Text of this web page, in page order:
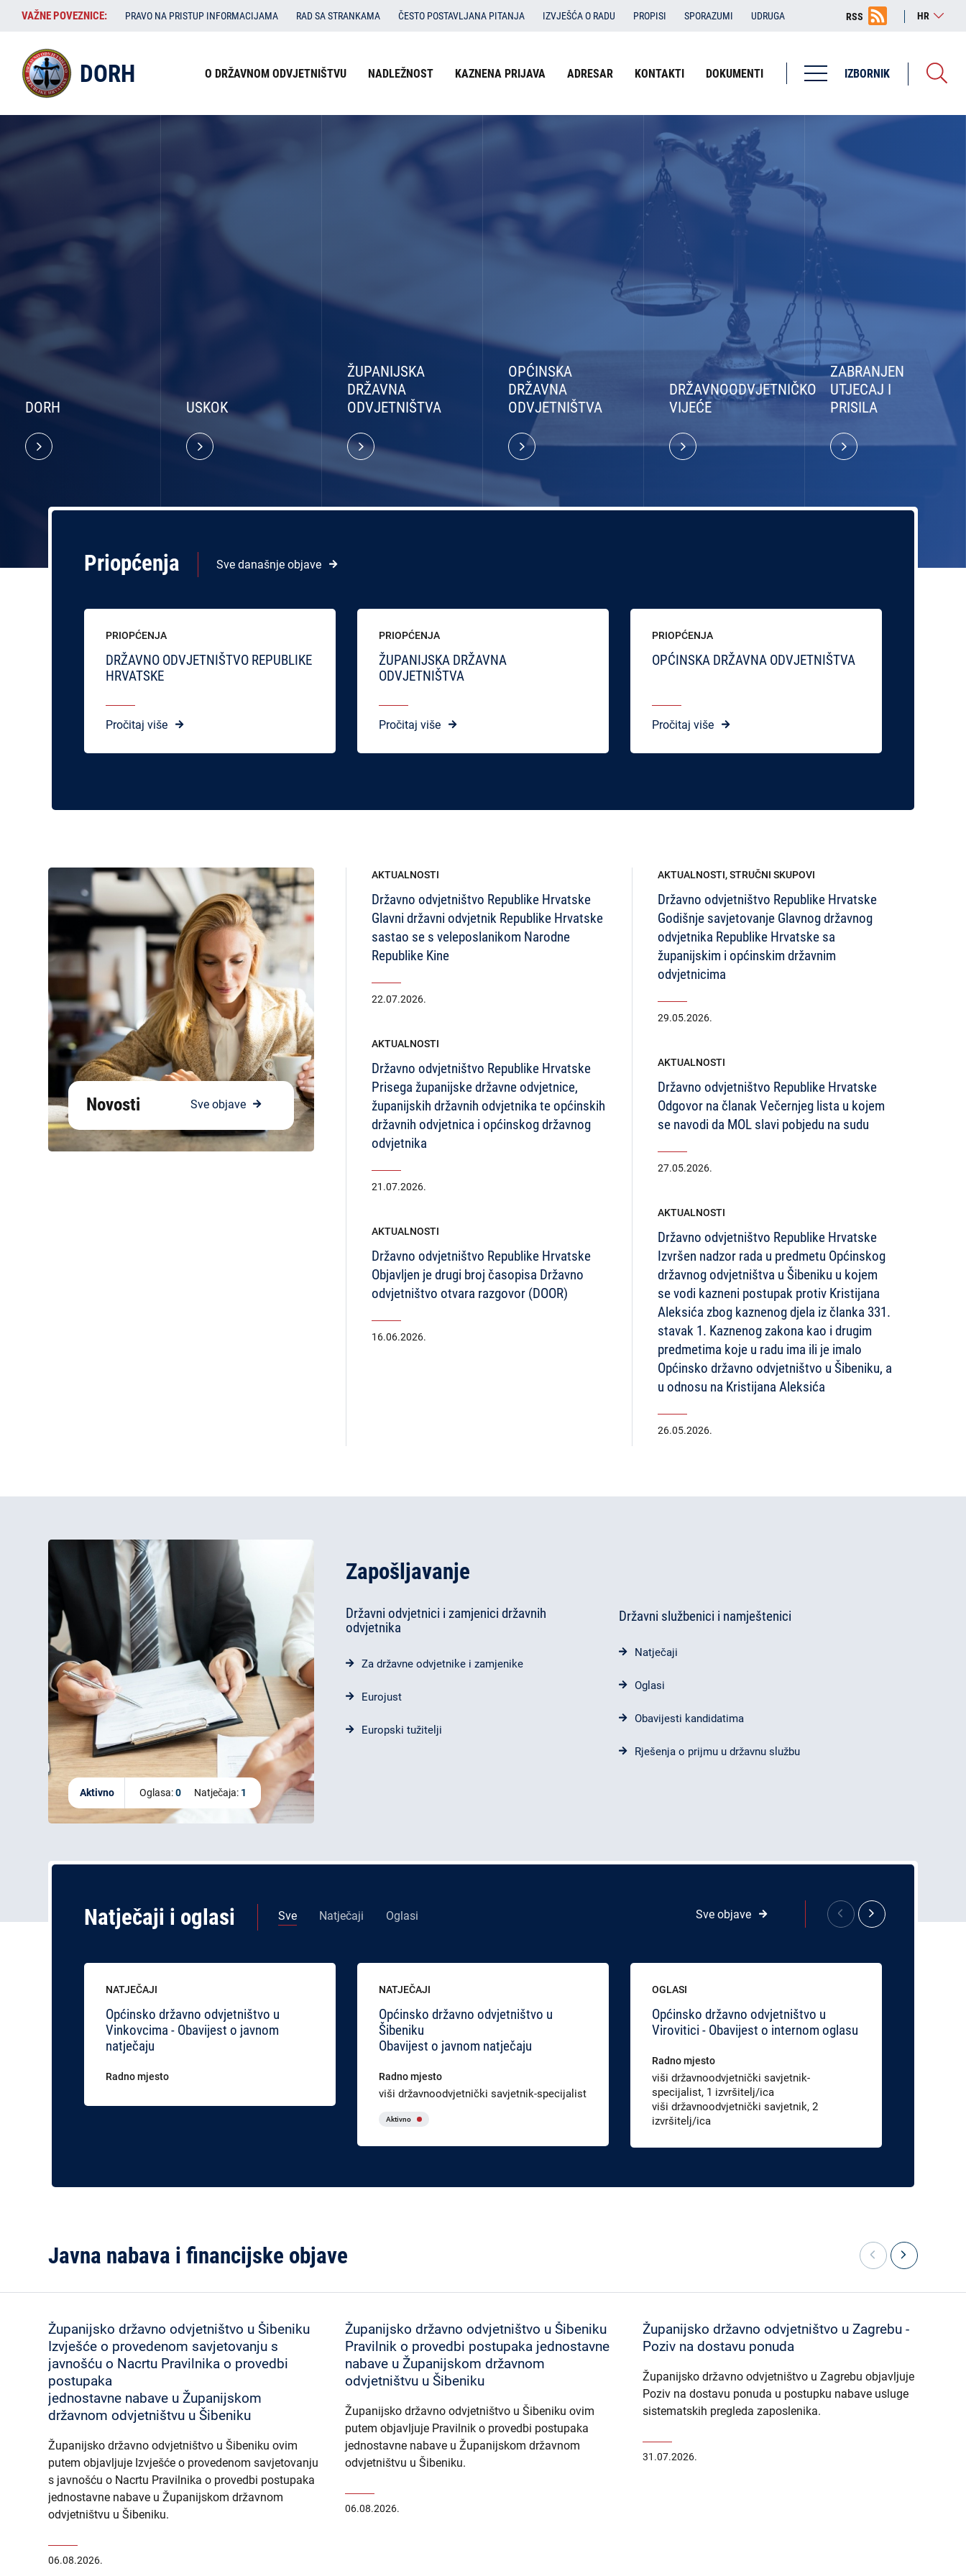
Skoči
sadržaj
VAŽNE
POVEZNICE:
VAŽNE POVEZNICE: PRAVO NA PRISTUP INFORMACIJAMA RAD SA STRANKAMA ČESTO POSTAVLJANA PITANJA IZVJEŠĆA O RADU PROPISI SPORAZUMI UDRUGA HR
RSS
DORH
Izbornik
zaglavlju
O DRŽAVNOM ODVJETNIŠTVU NADLEŽNOST KAZNENA PRIJAVA ADRESAR KONTAKTI DOKUMENTI IZBORNIK
Izbornik
na
DORH USKOK
ŽUPANIJSKA
DRŽAVNA
ODVJETNIŠTVA
OPĆINSKA
DRŽAVNA
ODVJETNIŠTVA
DRŽAVNOODVJETNIČKO
VIJEĆE
ZABRANJEN
UTJECAJ I
PRISILA
Priopćenja Sve današnje objave
PRIOPĆENJA
DRŽAVNO ODVJETNIŠTVO REPUBLIKE
HRVATSKE
Pročitaj više
PRIOPĆENJA
ŽUPANIJSKA DRŽAVNA
ODVJETNIŠTVA
Pročitaj više
PRIOPĆENJA
OPĆINSKA DRŽAVNA ODVJETNIŠTVA
Pročitaj više
Novosti Sve objave
AKTUALNOSTI
Državno odvjetništvo Republike Hrvatske
Glavni državni odvjetnik Republike Hrvatske
sastao se s veleposlanikom Narodne
Republike Kine
22.07.2026.
AKTUALNOSTI
Državno odvjetništvo Republike Hrvatske
Prisega županijske državne odvjetnice,
županijskih državnih odvjetnika te općinskih
državnih odvjetnica i općinskog državnog
odvjetnika
21.07.2026.
AKTUALNOSTI
Državno odvjetništvo Republike Hrvatske
Objavljen je drugi broj časopisa Državno
odvjetništvo otvara razgovor (DOOR)
16.06.2026.
AKTUALNOSTI,STRUČNI SKUPOVI
Državno odvjetništvo Republike Hrvatske
Godišnje savjetovanje Glavnog državnog
odvjetnika Republike Hrvatske sa
županijskim i općinskim državnim
odvjetnicima
29.05.2026.
AKTUALNOSTI
Državno odvjetništvo Republike Hrvatske
Odgovor na članak Večernjeg lista u kojem
se navodi da MOL slavi pobjedu na sudu
27.05.2026.
AKTUALNOSTI
Državno odvjetništvo Republike Hrvatske
Izvršen nadzor rada u predmetu Općinskog
državnog odvjetništva u Šibeniku u kojem
se vodi kazneni postupak protiv Kristijana
Aleksića zbog kaznenog djela iz članka 331.
stavak 1. Kaznenog zakona kao i drugim
predmetima koje u radu ima ili je imalo
Općinsko državno odvjetništvo u Šibeniku, a
u odnosu na Kristijana Aleksića
26.05.2026.
Aktivno Oglasa:0 Natječaja: 1
Zapošljavanje
Državni odvjetnici i zamjenici državnih
odvjetnika
Za državne odvjetnike i zamjenike
Eurojust
Europski tužitelji
Državni službenici i namještenici
Natječaji
Oglasi
Obavijesti kandidatima
Rješenja o prijmu u državnu službu
Natječaji i oglasi Sve objave
Sve Natječaji Oglasi
NATJEČAJI
Općinsko državno odvjetništvo u
Vinkovcima - Obavijest o javnom
natječaju
Radno mjesto
NATJEČAJI
Općinsko državno odvjetništvo u
Šibeniku
Obavijest o javnom natječaju
Radno mjesto
viši državnoodvjetnički savjetnik-specijalist
Aktivno
OGLASI
Općinsko državno odvjetništvo u
Virovitici - Obavijest o internom oglasu
Radno mjesto
viši državnoodvjetnički savjetnik-
specijalist, 1 izvršitelj/ica
viši državnoodvjetnički savjetnik, 2
izvršitelj/ica
Javna nabava i financijske objave
Županijsko državno odvjetništvo u Šibeniku
Izvješće o provedenom savjetovanju s
javnošću o Nacrtu Pravilnika o provedbi
postupaka
jednostavne nabave u Županijskom
državnom odvjetništvu u Šibeniku
Županijsko državno odvjetništvo u Šibeniku ovim
putem objavljuje Izvješće o provedenom savjetovanju
s javnošću o Nacrtu Pravilnika o provedbi postupaka
jednostavne nabave u Županijskom državnom
odvjetništvu u Šibeniku.
06.08.2026.
Županijsko državno odvjetništvo u Šibeniku
Pravilnik o provedbi postupaka jednostavne
nabave u Županijskom državnom
odvjetništvu u Šibeniku
Županijsko državno odvjetništvo u Šibeniku ovim
putem objavljuje Pravilnik o provedbi postupaka
jednostavne nabave u Županijskom državnom
odvjetništvu u Šibeniku.
06.08.2026.
Županijsko državno odvjetništvo u Zagrebu -
Poziv na dostavu ponuda
Županijsko državno odvjetništvo u Zagrebu objavljuje
Poziv na dostavu ponuda u postupku nabave usluge
sistematskih pregleda zaposlenika.
31.07.2026.